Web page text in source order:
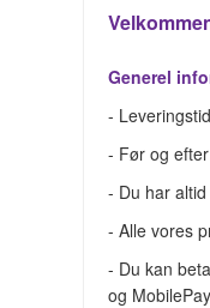
Generel
-
- Før og
- Du har
- Alle vores
- Du kan
og